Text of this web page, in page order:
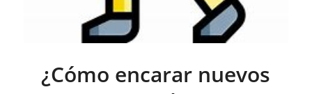
¿Cómo encarar nuevos